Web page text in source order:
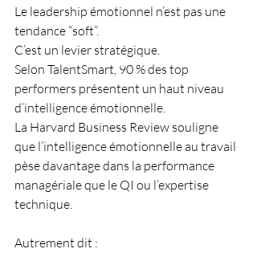
Le leadership émotionnel n’est pas une
tendance “soft”.
C’est un levier stratégique.
Selon TalentSmart, 90 % des top
performers présentent un haut niveau
d’intelligence émotionnelle.
La Harvard Business Review souligne
que l’intelligence émotionnelle au travail
pèse davantage dans la performance
managériale que le QI ou l’expertise
technique.
Autrement dit :